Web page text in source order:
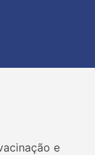
e